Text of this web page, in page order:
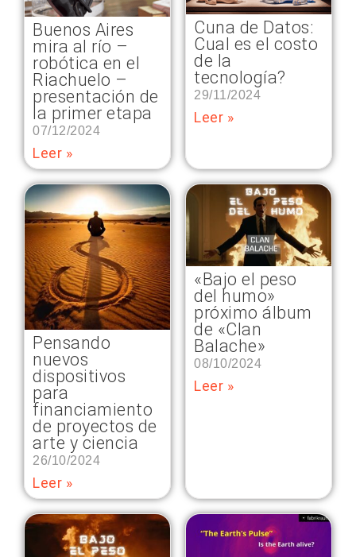
Buenos Aires
mira al río –
robótica en el
Riachuelo –
presentación de
la primer etapa
07/12/2024
Leer »
Cuna de Datos:
Cual es el costo
de la
tecnología?
29/11/2024
Leer »
Pensando
nuevos
dispositivos
para
financiamiento
de proyectos de
arte y ciencia
26/10/2024
Leer »
«Bajo el peso
del humo»
próximo álbum
de «Clan
Balache»
08/10/2024
Leer »